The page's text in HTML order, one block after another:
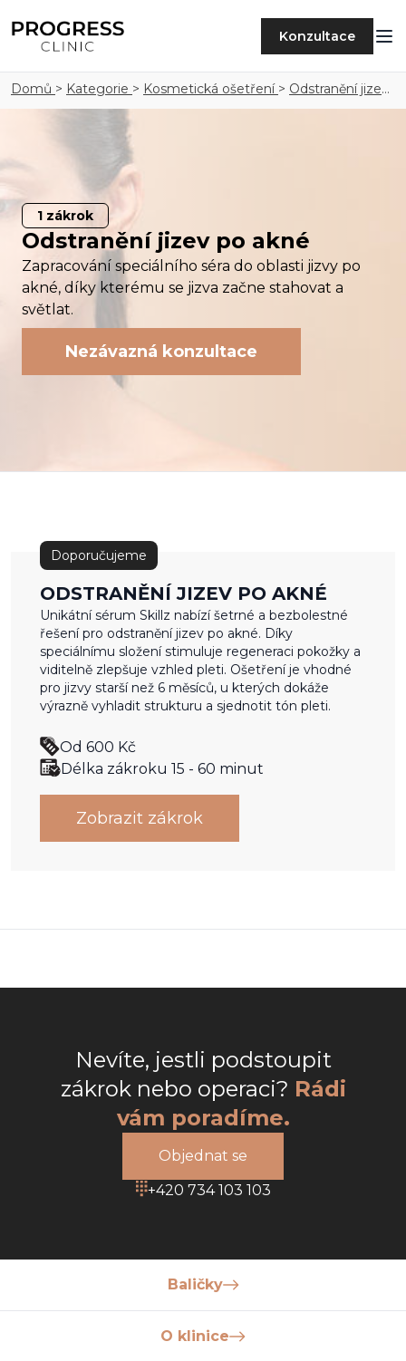
Konzultace
Domů > Kategorie > Kosmetická ošetření > Odstranění jizev
po akné
1 zákrok
Odstranění jizev po akné
Zapracování speciálního séra do oblasti jizvy po
akné, díky kterému se jizva začne stahovat a
světlat.
Nezávazná konzultace
Doporučujeme
ODSTRANĚNÍ JIZEV PO AKNÉ
Unikátní sérum Skillz nabízí šetrné a bezbolestné
řešení pro odstranění jizev po akné. Díky
speciálnímu složení stimuluje regeneraci pokožky a
viditelně zlepšuje vzhled pleti. Ošetření je vhodné
pro jizvy starší než 6 měsíců, u kterých dokáže
výrazně vyhladit strukturu a sjednotit tón pleti.
Od 600 Kč
Délka zákroku 15 - 60 minut
Zobrazit zákrok
Nevíte, jestli podstoupit
zákrok nebo operaci? Rádi
vám poradíme.
Objednat se
+420 734 103 103
Baličky
O klinice